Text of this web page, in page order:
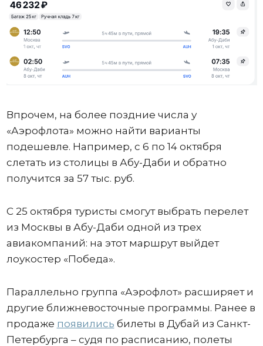
Впрочем, на более поздние числа у
«Аэрофлота» можно найти варианты
подешевле. Например, с 6 по 14 октября
слетать из столицы в Абу-Даби и обратно
получится за 57 тыс. руб.
С 25 октября туристы смогут выбрать перелет
из Москвы в Абу-Даби одной из трех
авиакомпаний: на этот маршрут выйдет
лоукостер «Победа».
Параллельно группа «Аэрофлот» расширяет и
другие ближневосточные программы. Ранее в
продаже появились билеты в Дубай из Санкт-
Петербурга – судя по расписанию, полеты